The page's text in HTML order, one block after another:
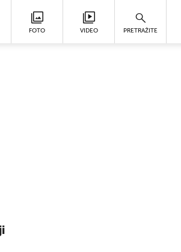
FOTO VIDEO PRETRAŽITE